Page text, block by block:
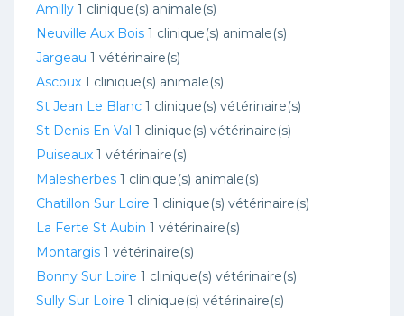
Amilly 1 clinique(s) animale(s)
Neuville Aux Bois 1 clinique(s) animale(s)
Jargeau 1 vétérinaire(s)
Ascoux 1 clinique(s) animale(s)
St Jean Le Blanc 1 clinique(s) vétérinaire(s)
St Denis En Val 1 clinique(s) vétérinaire(s)
Puiseaux 1 vétérinaire(s)
Malesherbes 1 clinique(s) animale(s)
Chatillon Sur Loire 1 clinique(s) vétérinaire(s)
La Ferte St Aubin 1 vétérinaire(s)
Montargis 1 vétérinaire(s)
Bonny Sur Loire 1 clinique(s) vétérinaire(s)
Sully Sur Loire 1 clinique(s) vétérinaire(s)